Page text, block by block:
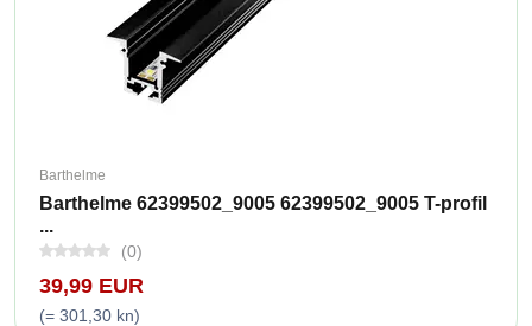
Barthelme
Barthelme 62399502_9005 62399502_9005 T-profil
...
(0)
39,99 EUR
(= 301,30 kn)